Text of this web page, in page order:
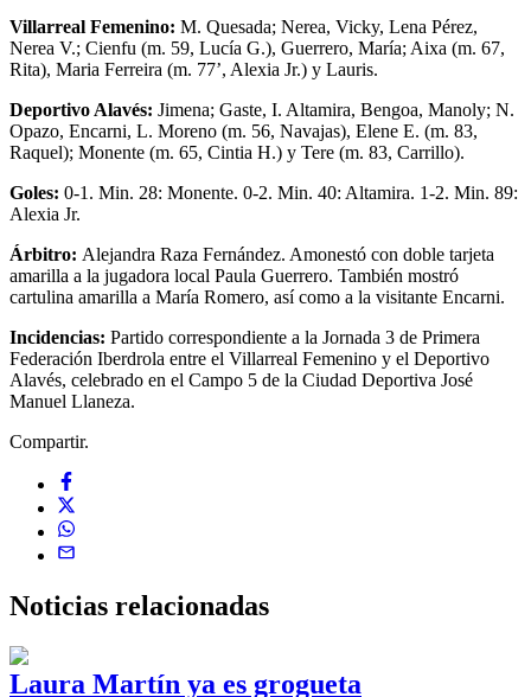
Villarreal Femenino: M. Quesada; Nerea, Vicky, Lena Pérez,
Nerea V.; Cienfu (m. 59, Lucía G.), Guerrero, María; Aixa (m. 67,
Rita), Maria Ferreira (m. 77’, Alexia Jr.) y Lauris.
Deportivo Alavés: Jimena; Gaste, I. Altamira, Bengoa, Manoly; N.
Opazo, Encarni, L. Moreno (m. 56, Navajas), Elene E. (m. 83,
Raquel); Monente (m. 65, Cintia H.) y Tere (m. 83, Carrillo).
Goles: 0-1. Min. 28: Monente. 0-2. Min. 40: Altamira. 1-2. Min. 89:
Alexia Jr.
Árbitro: Alejandra Raza Fernández. Amonestó con doble tarjeta
amarilla a la jugadora local Paula Guerrero. También mostró
cartulina amarilla a María Romero, así como a la visitante Encarni.
Incidencias: Partido correspondiente a la Jornada 3 de Primera
Federación Iberdrola entre el Villarreal Femenino y el Deportivo
Alavés, celebrado en el Campo 5 de la Ciudad Deportiva José
Manuel Llaneza.
Compartir.
Noticias relacionadas
Laura Martín ya es grogueta